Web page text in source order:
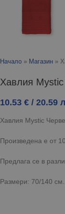
Начало » Магазин »
Хавлия
10.53 € / 20.59
Хавлия Mystic
Произведена е от
Предлага се в
Размери: 70/140 см.